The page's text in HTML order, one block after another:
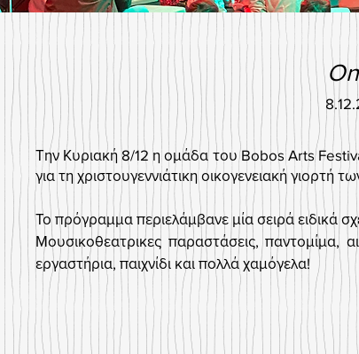
8.
Την Κυριακή 8/12 η ομάδα του Bobos Arts
για τη χριστουγεννιάτικη οικογενειακή γιορτή
Το πρόγραμμα περιελάμβανε μία σειρά ειδικά
Μουσικοθεατρικες παραστάσεις, παντομίμα,
εργαστήρια, παιχνίδι και πολλά χαμόγελα!